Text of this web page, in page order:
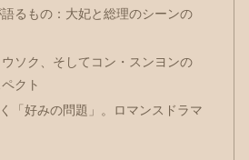
るもの：大妃と総理のシーンの
ソク、そしてコン・スンヨンの
クト
「好みの問題」。ロマンスドラマ